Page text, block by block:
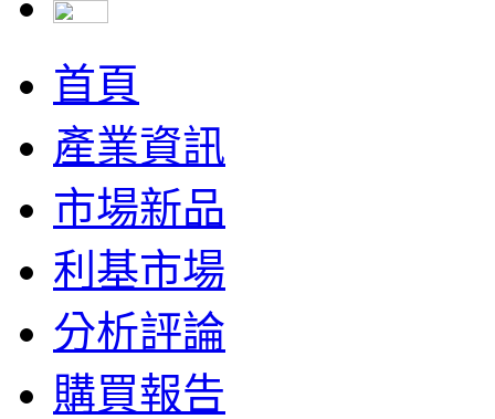
首頁
產業資訊
市場新品
利基市場
分析評論
購買報告